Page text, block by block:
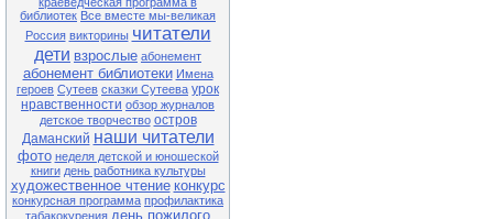
библиотек Все вместе мы-великая
Россия викторины читатели
дети взрослые абонемент
абонемент библиотеки Имена
героев Сутеев сказки Сутеева урок
нравственности обзор журналов
детское творчество остров
Даманский наши читатели
фото неделя детской и юношеской
книги день работника культуры
художественное чтение конкурс
конкурсная программа профилактика
табакокурения день пожилого